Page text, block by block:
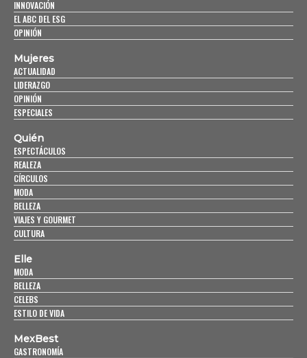
INNOVACIÓN
EL ABC DEL ESG
OPINIÓN
Mujeres
ACTUALIDAD
LIDERAZGO
OPINIÓN
ESPECIALES
Quién
ESPECTÁCULOS
REALEZA
CÍRCULOS
MODA
BELLEZA
VIAJES Y GOURMET
CULTURA
Elle
MODA
BELLEZA
CELEBS
ESTILO DE VIDA
MexBest
GASTRONOMÍA